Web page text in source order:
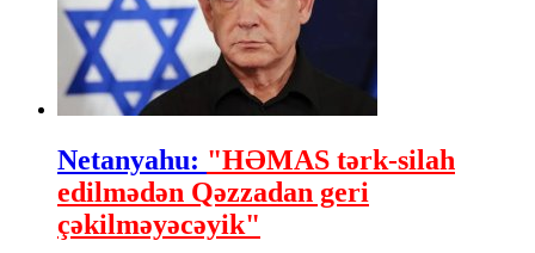
Netanyahu: "HƏMAS tərk-silah
edilmədən Qəzzadan geri
çəkilməyəcəyik"